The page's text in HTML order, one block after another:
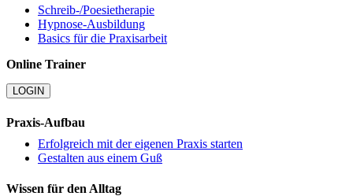
Schreib-/Poesietherapie
Hypnose-Ausbildung
Basics für die Praxisarbeit
Online Trainer
LOGIN
Praxis-Aufbau
Erfolgreich mit der eigenen Praxis starten
Gestalten aus einem Guß
Wissen für den Alltag